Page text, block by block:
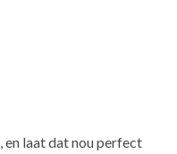
en laat dat nou perfect